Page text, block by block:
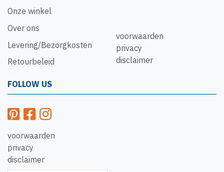
Onze winkel
Over ons
Levering/Bezorgkosten
Retourbeleid
voorwaarden
privacy
disclaimer
FOLLOW US
voorwaarden
privacy
disclaimer